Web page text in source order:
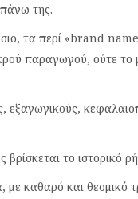
πάνω της.
τα περί «brand
παραγωγού, ούτε το
εξαγωγικούς,
το ιστορικό
καθαρό και θεσμικό